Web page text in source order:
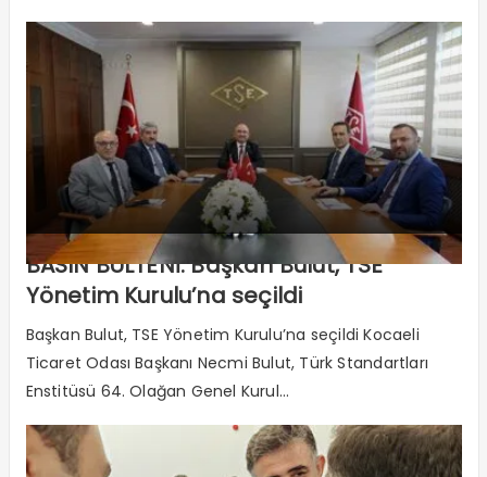
BASIN BÜLTENİ: Başkan Bulut, TSE
Yönetim Kurulu’na seçildi
Başkan Bulut, TSE Yönetim Kurulu’na seçildi Kocaeli
Ticaret Odası Başkanı Necmi Bulut, Türk Standartları
Enstitüsü 64. Olağan Genel Kurul...